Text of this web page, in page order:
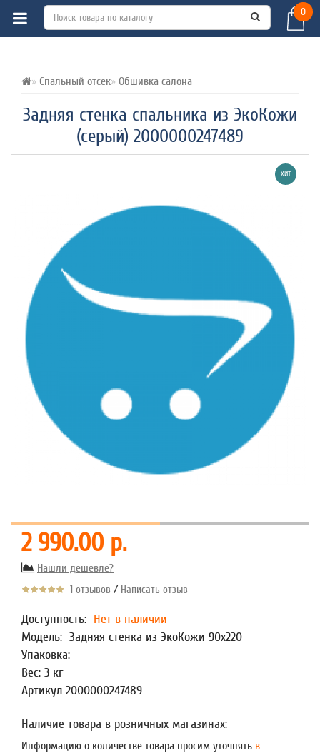
0
Спальный отсек Обшивка салона
Задняя стенка спальника из ЭкоКожи
(серый) 2000000247489
ВСЕ О ТОВАРЕ ХАРАКТЕРИСТИКИ
ХИТ
2 990.00 р.
Нашли дешевле?
1 отзывов / Написать отзыв
Доступность: Нет в наличии
Модель: Задняя стенка из ЭкоКожи 90х220
Упаковка:
Вес: 3 кг
Артикул 2000000247489
Наличие товара в розничных магазинах:
Информацию о количестве товара просим уточнять в